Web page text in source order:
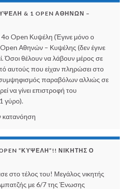
& 1 OPEN ΑΘΗΝΏΝ –
4ο Open Κυψέλη (Έγινε μόνο ο
Αθηνών – Κυψέλης (δεν έγινε
Όσοι θέλουν να λάβουν μέρος σε
αυτούς που είχαν πληρώσει στο
συμψηφισμός παραβόλων αλλιώς σε
να γίνει επιστροφή του
γύρο).
κατανόηση
“ΚΥΨΕΛΗ”!! ΝΙΚΗΤΗΣ Ο
στο τέλος του! Μεγάλος νικητής
με 6/7 της Ένωσης